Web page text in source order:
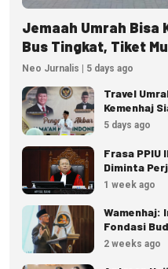
Jemaah Umrah Bisa
Bus Tingkat, Tiket
Neo Jurnalis | 5 days ago
Travel
Kemenhaj
hingga
5 days ago
Frasa PPIU
Diminta
1 week ago
Fondasi
Umrah
2 weeks ago